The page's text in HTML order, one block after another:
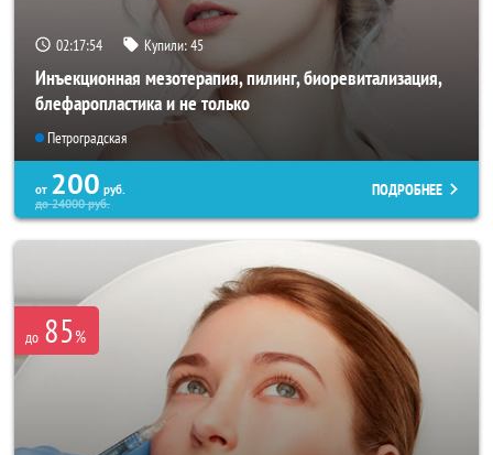
02:17:53 Купили:45
Инъекционная мезотерапия, пилинг, биоревитализация,
блефаропластика и не только
Петроградская
от 200 руб.
до24000руб.
ПОДРОБНЕЕ
до 85%